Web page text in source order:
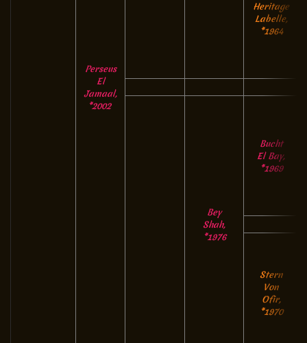
Perseus
El
Jamaal,
*2002
Heritage
Labelle,
*1964
Bey
Shah,
*1976
Bucht
El Bay,
*1969
Stern
Von
Ofir,
*1970